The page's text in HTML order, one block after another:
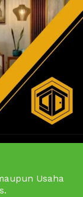
Usaha